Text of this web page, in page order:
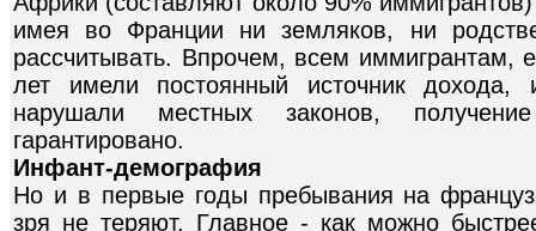
имея во Франции ни земляков, ни
рассчитывать. Впрочем, всем иммигрантам,
лет имели постоянный источник
нарушали местных законов,
гарантировано.
Инфант-демография
Но и в первые годы пребывания на
зря не теряют. Главное - как можно